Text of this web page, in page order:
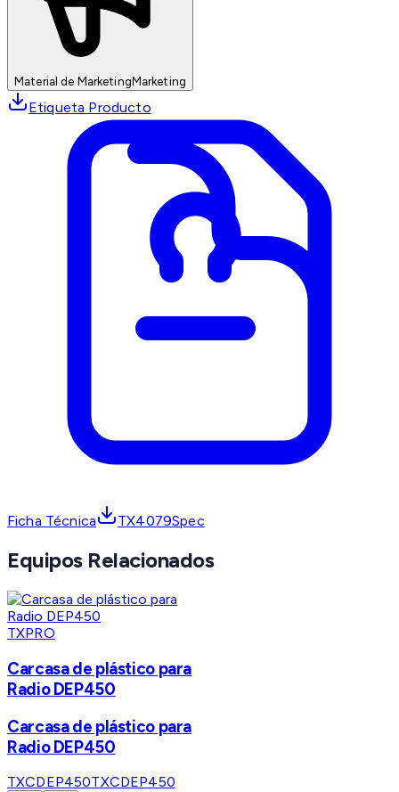
Material de MarketingMarketing
Etiqueta Producto
Ficha Técnica TX4079Spec
Equipos Relacionados
TXPRO
Carcasa de plástico para
Radio DEP450
Carcasa de plástico para
Radio DEP450
TXCDEP450TXCDEP450